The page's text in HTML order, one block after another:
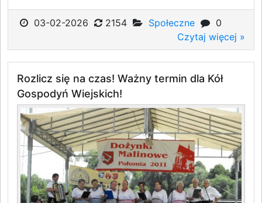
03-02-2026 2154 Społeczne
0
Czytaj więcej »
Rozlicz się na czas! Ważny termin dla Kół
Gospodyń Wiejskich!